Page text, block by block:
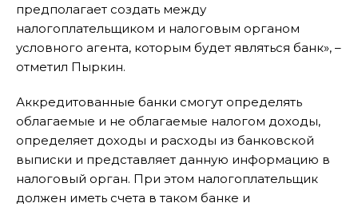
предполагает создать между
налогоплательщиком и налоговым органом
условного агента, которым будет являться банк», –
отметил Пыркин.
Аккредитованные банки смогут определять
облагаемые и не облагаемые налогом доходы,
определяет доходы и расходы из банковской
выписки и представляет данную информацию в
налоговый орган. При этом налогоплательщик
должен иметь счета в таком банке и